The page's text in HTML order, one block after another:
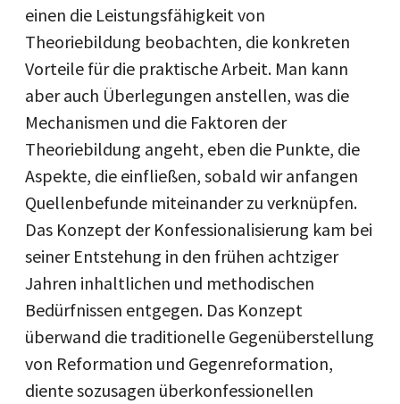
einen die Leistungsfähigkeit von
Theoriebildung beobachten, die konkreten
Vorteile für die praktische Arbeit. Man kann
aber auch Überlegungen anstellen, was die
Mechanismen und die Faktoren der
Theoriebildung angeht, eben die Punkte, die
Aspekte, die einfließen, sobald wir anfangen
Quellenbefunde miteinander zu verknüpfen.
Das Konzept der Konfessionalisierung kam bei
seiner Entstehung in den frühen achtziger
Jahren inhaltlichen und methodischen
Bedürfnissen entgegen. Das Konzept
überwand die traditionelle Gegenüberstellung
von Reformation und Gegenreformation,
diente sozusagen überkonfessionellen